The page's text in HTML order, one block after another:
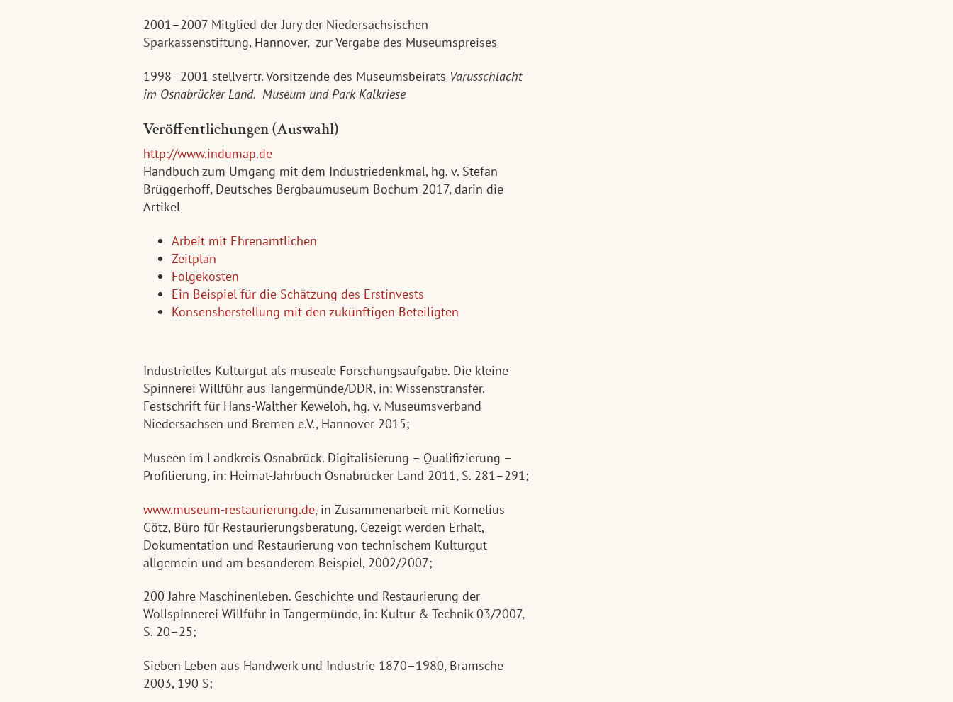
2001–2007 Mitglied der Jury der Niedersächsischen
Sparkassenstiftung, Hannover, zur Vergabe des Museumspreises
1998–2001 stellvertr. Vorsitzende des Museumsbeirats Varusschlacht
im Osnabrücker Land. Museum und Park Kalkriese
Veröffentlichungen (Auswahl)
http://www.indumap.de
Handbuch zum Umgang mit dem Industriedenkmal, hg. v. Stefan
Brüggerhoff, Deutsches Bergbaumuseum Bochum 2017, darin die
Artikel
Arbeit mit Ehrenamtlichen
Zeitplan
Folgekosten
Ein Beispiel für die Schätzung des Erstinvests
Konsensherstellung mit den zukünftigen Beteiligten
Industrielles Kulturgut als museale Forschungsaufgabe. Die kleine
Spinnerei Willführ aus Tangermünde/DDR, in: Wissenstransfer.
Festschrift für Hans-Walther Keweloh, hg. v. Museumsverband
Niedersachsen und Bremen e.V., Hannover 2015;
Museen im Landkreis Osnabrück. Digitalisierung – Qualifizierung –
Profilierung, in: Heimat-Jahrbuch Osnabrücker Land 2011, S. 281–291;
www.museum-restaurierung.de, in Zusammenarbeit mit Kornelius
Götz, Büro für Restaurierungsberatung. Gezeigt werden Erhalt,
Dokumentation und Restaurierung von technischem Kulturgut
allgemein und am besonderem Beispiel, 2002/2007;
200 Jahre Maschinenleben. Geschichte und Restaurierung der
Wollspinnerei Willführ in Tangermünde, in: Kultur & Technik 03/2007,
S. 20–25;
Sieben Leben aus Handwerk und Industrie 1870–1980, Bramsche
2003, 190 S;